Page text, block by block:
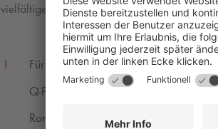
vielfältiges Programm mit zahlreichen
I
Für weitere Informationen wenden Sie
Q-Park
Operations Germany GmbH &
Roman Rohrberg